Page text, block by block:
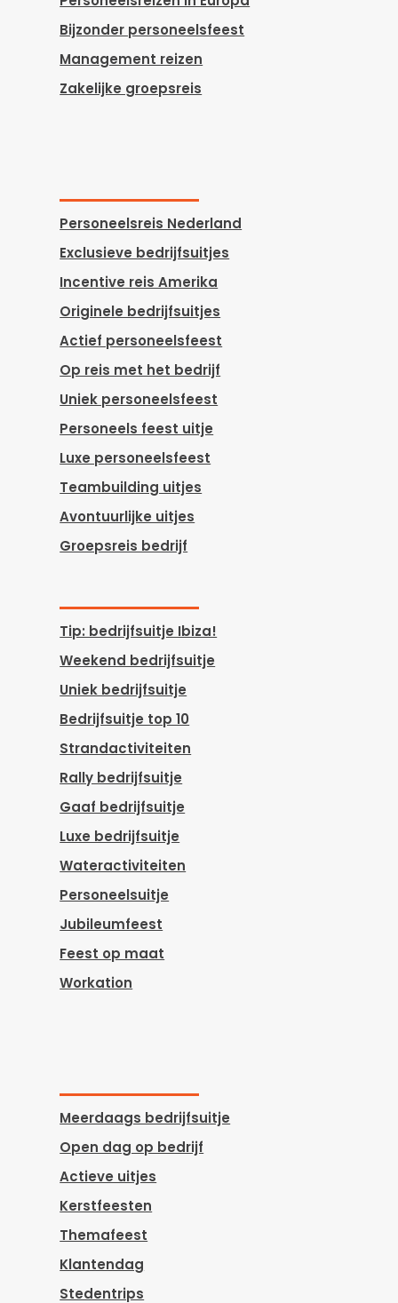
Bijzonder personeelsfeest
Management reizen
Zakelijke groepsreis
Personeelsreis Nederland
Exclusieve bedrijfsuitjes
Incentive reis Amerika
Originele bedrijfsuitjes
Actief personeelsfeest
Op reis met het bedrijf
Uniek personeelsfeest
Personeels feest uitje
Luxe personeelsfeest
Teambuilding uitjes
Avontuurlijke uitjes
Groepsreis bedrijf
Tip: bedrijfsuitje Ibiza!
Weekend bedrijfsuitje
Uniek bedrijfsuitje
Bedrijfsuitje top 10
Strandactiviteiten
Rally bedrijfsuitje
Gaaf bedrijfsuitje
Luxe bedrijfsuitje
Wateractiviteiten
Personeelsuitje
Jubileumfeest
Feest op maat
Workation
Meerdaags bedrijfsuitje
Open dag op bedrijf
Actieve uitjes
Kerstfeesten
Themafeest
Klantendag
Stedentrips